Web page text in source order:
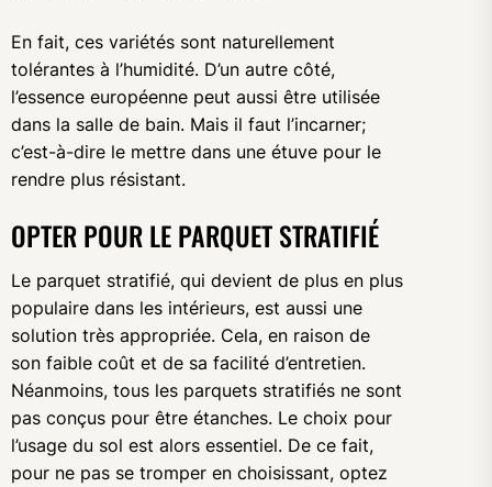
En fait, ces variétés sont naturellement
tolérantes à l’humidité. D’un autre côté,
l’essence européenne peut aussi être utilisée
dans la salle de bain. Mais il faut l’incarner;
c’est-à-dire le mettre dans une étuve pour le
rendre plus résistant.
OPTER POUR LE PARQUET STRATIFIÉ
Le parquet stratifié, qui devient de plus en plus
populaire dans les intérieurs, est aussi une
solution très appropriée. Cela, en raison de
son faible coût et de sa facilité d’entretien.
Néanmoins, tous les parquets stratifiés ne sont
pas conçus pour être étanches. Le choix pour
l’usage du sol est alors essentiel. De ce fait,
pour ne pas se tromper en choisissant, optez